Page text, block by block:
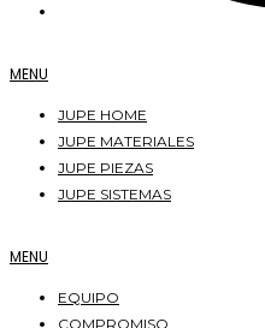
MENU
JUPE HOME
JUPE MATERIALES
JUPE PIEZAS
JUPE SISTEMAS
MENU
EQUIPO
COMPROMISO